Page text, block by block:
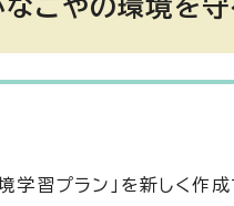
ごやの環境を
習プラン」を新しく作